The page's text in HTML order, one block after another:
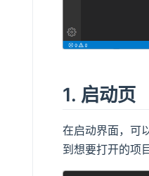
1. 启动页
在启动界面，可
到想要打开的项目